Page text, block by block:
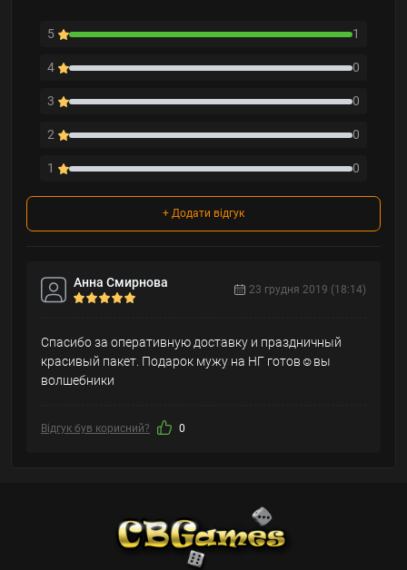
5 1
4 0
3 0
2 0
1 0
+ Додати відгук
Анна Смирнова 23 грудня 2019 (18:14)
Спасибо за оперативную доставку и праздничный
красивый пакет. Подарок мужу на НГ готов☺вы
волшебники
Відгук був корисний? 0